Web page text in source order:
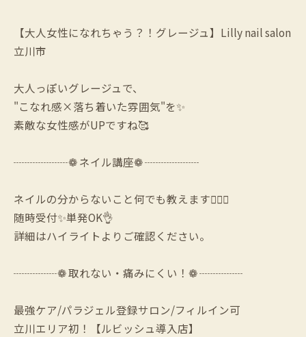
【大人女性になれちゃう？！グレージュ】Lilly nail salon
立川市
大人っぽいグレージュで、
"こなれ感×落ち着いた雰囲気"を✨
素敵な女性感がUPですね🥰
┈┈┈┈┈❁ ネイル講座❁ ┈┈┈┈┈
ネイルの分からないこと何でも教えます🙆‍♀️✨
随時受付✨単発OK👌
詳細はハイライトよりご確認ください。
┈┈┈┈❁ 取れない・痛みにくい！❁ ┈┈┈┈
最強ケア/パラジェル登録サロン/フィルイン可
立川エリア初！【ルビッシュ導入店】